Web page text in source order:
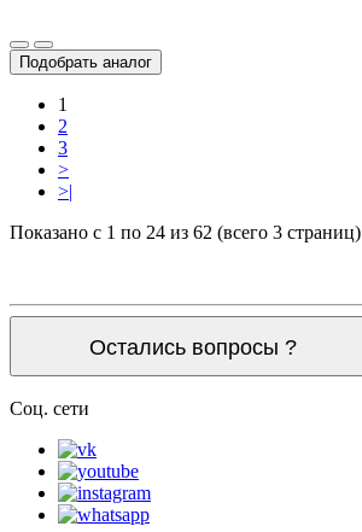
Подобрать аналог
1
2
3
>
>|
Показано с 1 по 24 из 62 (всего 3 страниц)
Остались вопросы ?
Соц. сети